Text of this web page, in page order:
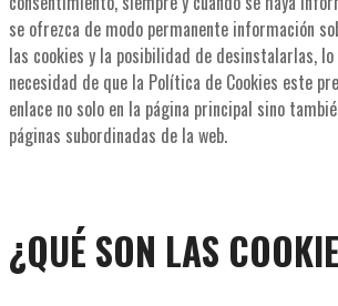
se ofrezca de modo permanente información
las cookies y la posibilidad de desinstalarlas,
necesidad de que la Política de Cookies este
enlace no solo en la página principal sino
páginas subordinadas de la web.
¿QUÉ SON LAS